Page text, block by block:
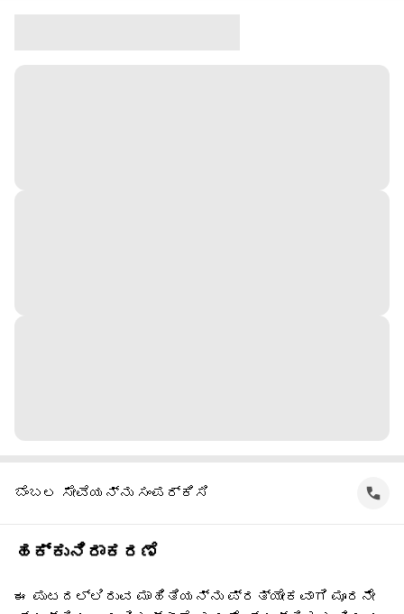
ಬೆಂಬಲ ಸೇವೆಯನ್ನು ಸಂಪರ್ಕಿಸಿ
ಹಕ್ಕುನಿರಾಕರಣೆ
ಈ ಪುಟದಲ್ಲಿರುವ ಮಾಹಿತಿಯನ್ನು ಪ್ರತ್ಯೇಕವಾಗಿ ಮೂರನೇ